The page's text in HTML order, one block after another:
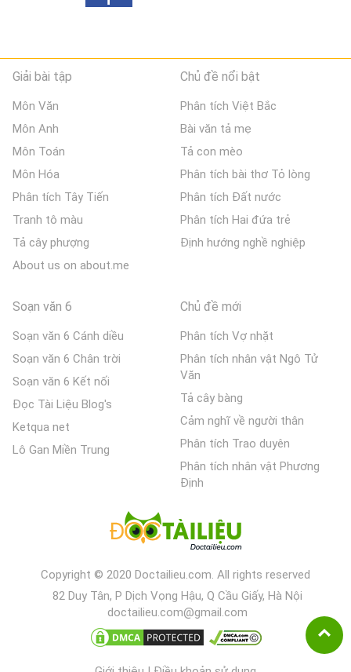
Giải bài tập
Môn Văn
Môn Anh
Môn Toán
Môn Hóa
Phân tích Tây Tiến
Tranh tô màu
Tả cây phượng
About us on about.me
Chủ đề nổi bật
Phân tích Việt Bắc
Bài văn tả mẹ
Tả con mèo
Phân tích bài thơ Tỏ lòng
Phân tích Đất nước
Phân tích Hai đứa trẻ
Định hướng nghề nghiệp
Soạn văn 6
Soạn văn 6 Cánh diều
Soạn văn 6 Chân trời
Soạn văn 6 Kết nối
Đọc Tài Liệu Blog's
Ketqua net
Lô Gan Miền Trung
Chủ đề mới
Phân tích Vợ nhặt
Phân tích nhân vật Ngô Tử
Văn
Tả cây bàng
Cảm nghĩ về người thân
Phân tích Trao duyên
Phân tích nhân vật Phương
Định
Copyright © 2020 Doctailieu.com. All rights reserved
82 Duy Tân, P Dịch Vọng Hậu, Q Cầu Giấy, Hà Nội
doctailieu.com@gmail.com